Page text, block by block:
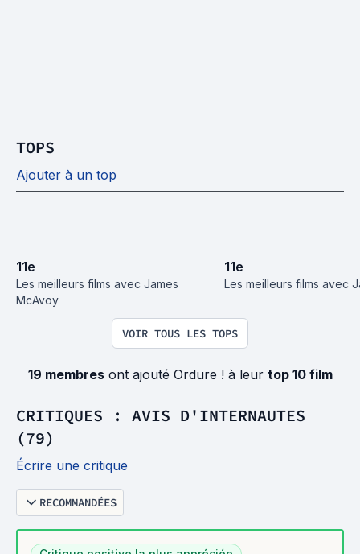
TOPS
Ajouter à un top
11e
Les meilleurs films avec James
McAvoy
11e
Les meilleurs films avec
VOIR TOUS LES TOPS
19 membresont ajouté Ordure ! à leur top 10 film
CRITIQUES : AVIS D'INTERNAUTES
(79)
Écrire une critique
RECOMMANDÉES